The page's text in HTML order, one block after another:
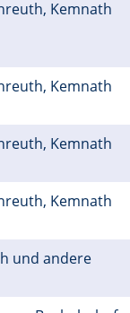
Kemnath
Kemnath
Kemnath
Kemnath
und andere